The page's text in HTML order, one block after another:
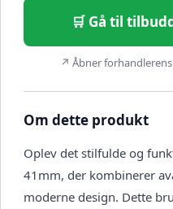
🛒 Gå til
↗ Åbner
Om dette produkt
Oplev det stilfulde og
41mm, der kombinerer
moderne design. Dette